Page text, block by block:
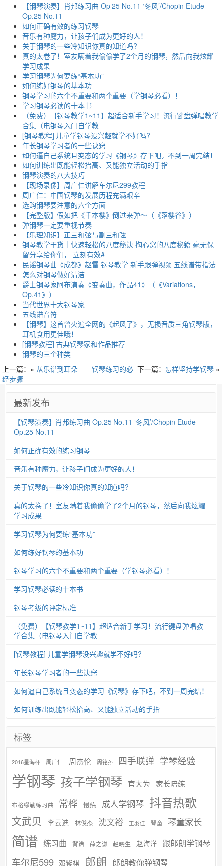
【钢琴演奏】肖邦练习曲 Op.25 No.11 ‘冬风’/Chopin Etude
Op.25 No.11
如何正确有效的练习钢琴
音乐有种魔力，让孩子们成为更好的人！
关于钢琴的一些冷知识你真的知道吗?
真的太卷了！室友瞒着我偷偷学了2个月的钢琴，然后向我炫耀
学习成果
学习钢琴为何要练“基本功”
如何练好钢琴的基本功
钢琴学习的六个不重要和两个重要（学钢琴必看）！
学习钢琴必读的十本书
（免费）【钢琴教学1~11】超适合新手学习！流行键盘弹唱教学
合集（电钢琴入门自学教
[钢琴教程] 儿童学钢琴没兴趣就学不好吗?
年长钢琴学习者的一些诀窍
如何逼自己系统且变态的学习《钢琴》存下吧，不到一周完结！
如何训练出既能轻松抬高、又能独立活动的手指
钢琴演奏的八大技巧
【现场录像】周广仁讲解车尔尼299教程
周广仁：中国钢琴的发展历程充满艰辛
选购钢琴要注意的六个方面
【完整版】假如把《千本樱》倒过来弹～（《落樱谷》）
弹钢琴一定要重视节奏
【乐理知识】正三和弦与副三和弦
钢琴教学干货｜快速轻松的八度秘诀 掏心窝的八度秘籍 毫无保
留分享给你们， 立刻有效#
民谣钢琴曲《成都》赵雷 钢琴教学 新手跟弹视频 五线谱带指法
怎么对钢琴做好清洁
爵士钢琴家阿布演奏《变奏曲，作品41》（《Variations，
Op.41》）
当代世界十大钢琴家
五线谱音符
【钢琴】这首曾火遍全网的《起风了》，无损音质三角钢琴版，
耳机食用更佳哦！
[钢琴教程] 古典钢琴家和作品推荐
钢琴的三个种类
下一篇： 怎样坚持学钢琴 »
上一篇：« 从乐谱到耳朵——钢琴练习的必
经步骤
最新发布
【钢琴演奏】肖邦练习曲 Op.25 No.11 ‘冬风’/Chopin Etude
Op.25 No.11
如何正确有效的练习钢琴
音乐有种魔力，让孩子们成为更好的人！
关于钢琴的一些冷知识你真的知道吗?
真的太卷了！室友瞒着我偷偷学了2个月的钢琴，然后向我炫耀
学习成果
学习钢琴为何要练“基本功”
如何练好钢琴的基本功
钢琴学习的六个不重要和两个重要（学钢琴必看）！
学习钢琴必读的十本书
钢琴考级的评定标准
（免费）【钢琴教学1~11】超适合新手学习！流行键盘弹唱教
学合集（电钢琴入门自学教
[钢琴教程] 儿童学钢琴没兴趣就学不好吗?
年长钢琴学习者的一些诀窍
如何逼自己系统且变态的学习《钢琴》存下吧，不到一周完结！
如何训练出既能轻松抬高、又能独立活动的手指
标签
2016星海杯 周广仁 周杰伦 周铭孙 四手联弹 学琴经验
学钢琴 孩子学钢琴 官大为 家长陪练
布格缪勒练习曲 常桦 慢练 成人学钢琴 抖音热歌
文武贝 李云迪 林俊杰 沈文裕 王羽佳 琴童 琴童家长
简谱 练习曲 背谱 薛之谦 赵晓生 赵海洋 跟郎朗学钢琴
车尔尼599 邓紫棋 郎朗 郎朗教你弹钢琴